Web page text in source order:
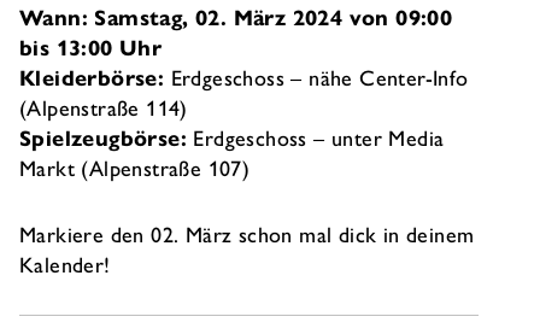
Wann: Samstag, 02. März 2024 von 09:00
bis 13:00 Uhr
Kleiderbörse: Erdgeschoss – nähe Center-Info
(Alpenstraße 114)
Spielzeugbörse: Erdgeschoss – unter Media
Markt (Alpenstraße 107)
Markiere den 02. März schon mal dick in deinem
Kalender!